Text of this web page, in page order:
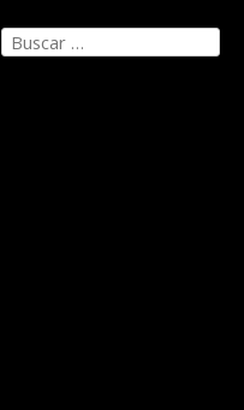
Buscar: